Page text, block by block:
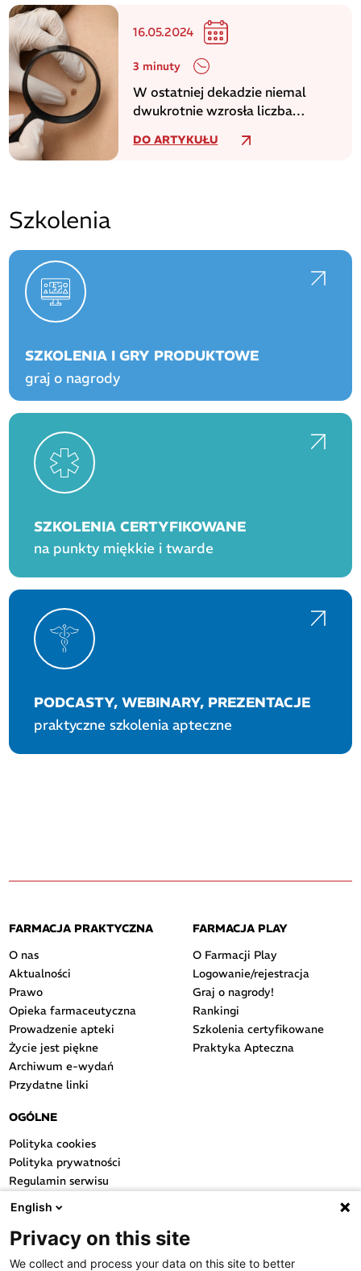
16.05.2024
3 minuty
W ostatniej dekadzie niemal
dwukrotnie wzrosła liczba
DO ARTYKUŁU
Szkolenia
SZKOLENIA I GRY PRODUKTOWE
graj o nagrody
SZKOLENIA CERTYFIKOWANE
na punkty miękkie i twarde
PODCASTY, WEBINARY, PREZENTACJE
praktyczne szkolenia apteczne
FARMACJA PRAKTYCZNA
O nas
Aktualności
Prawo
Opieka farmaceutyczna
Prowadzenie apteki
Życie jest piękne
Archiwum e-wydań
Przydatne linki
FARMACJA PLAY
O Farmacji Play
Logowanie/rejestracja
Graj o nagrody!
Rankingi
Szkolenia certyfikowane
Praktyka Apteczna
OGÓLNE
Polityka cookies
Polityka prywatności
Regulamin serwisu
Regulamin konkursu
Farmacja Play
Regulamin konkursu Lakcid
English
Privacy on this site
We collect and process your data on this site to better